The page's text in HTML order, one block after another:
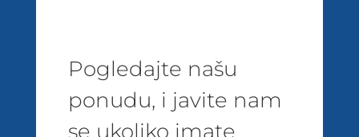
Pogledajte našu
ponudu, i javite nam
se ukoliko imate